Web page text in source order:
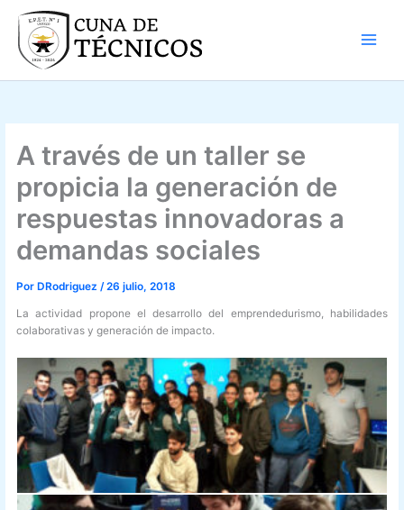
contenido
A través de un taller se
propicia la generación de
respuestas innovadoras a
demandas sociales
Por DRodriguez/26 julio, 2018
La actividad propone el desarrollo del emprendedurismo, habilidades
colaborativas y generación de impacto.